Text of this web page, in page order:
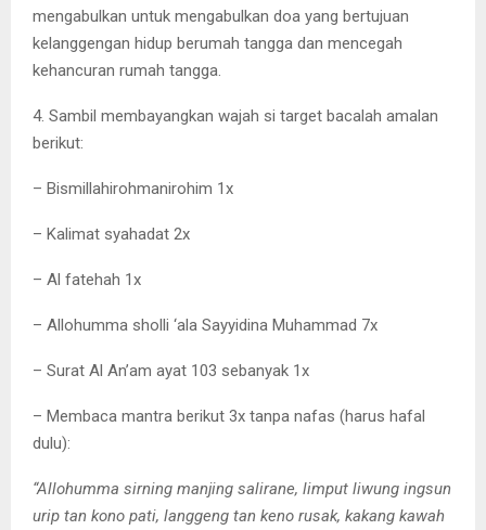
mengabulkan untuk mengabulkan doa yang bertujuan
kelanggengan hidup berumah tangga dan mencegah
kehancuran rumah tangga.
4. Sambil membayangkan wajah si target bacalah amalan
berikut:
– Bismillahirohmanirohim 1x
– Kalimat syahadat 2x
– Al fatehah 1x
– Allohumma sholli ‘ala Sayyidina Muhammad 7x
– Surat Al An’am ayat 103 sebanyak 1x
– Membaca mantra berikut 3x tanpa nafas (harus hafal
dulu):
“Allohumma sirning manjing salirane, limput liwung ingsun
urip tan kono pati, langgeng tan keno rusak, kakang kawah